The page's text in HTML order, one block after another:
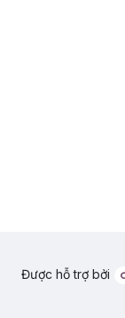
Được hỗ trợ bởi